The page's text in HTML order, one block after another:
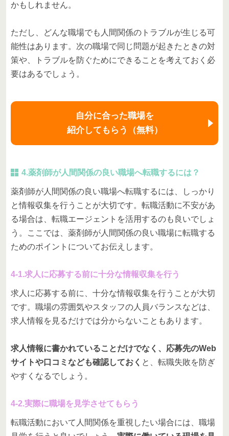
かもしれません。
ただし、どんな職場でも人間関係のトラブルが生じる可
能性はあります。次の職場で同じ問題が起きたときの対
策や、トラブルを防ぐためにできることを考えておく必
要はあるでしょう。
自分に合った職場を
紹介してもらう（無料）
4.薬剤師が人間関係の良い職場へ転職するには？
薬剤師が人間関係の良い職場へ転職するには、しっかり
と情報収集を行うことが大切です。転職活動に不安があ
る場合は、転職エージェントを活用するのも良いでしょ
う。ここでは、薬剤師が人間関係の良い職場に転職する
ためのポイントについてお伝えします。
4-1.求人に応募する前に十分な情報収集を行う
求人に応募する前に、十分な情報収集を行うことが大切
です。職場の雰囲気やスタッフの人員バランスなどは、
求人情報を見るだけでは分からないこともあります。
求人情報に書かれていることだけでなく、応募先のWeb
サイトや口コミなども確認しておく と、転職失敗を防ぎ
やすくなるでしょう。
4-2.実際に職場を見学させてもらう
転職活動において人間関係を重視したい場合には、職場